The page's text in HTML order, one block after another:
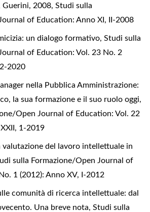
Guerini, 2008, Studi sulla
of Education: Anno XI, II-2008
un dialogo formativo, Studi sulla
of Education: Vol. 23 No. 2
2020
nella Pubblica Amministrazione:
la sua formazione e il suo ruolo oggi,
Open Journal of Education: Vol. 22
1-2019
valutazione del lavoro intellettuale in
sulla Formazione/Open Journal of
1 (2012): Anno XV, I-2012
comunità di ricerca intellettuale: dal
Una breve nota, Studi sulla